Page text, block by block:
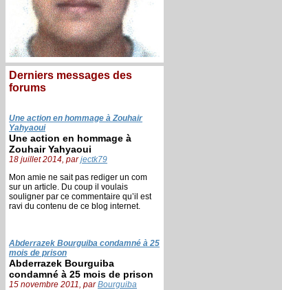
Derniers messages des
forums
Une action en hommage à Zouhair
Yahyaoui
Une action en hommage à
Zouhair Yahyaoui
18 juillet 2014, parjectk79
Mon amie ne sait pas rediger un com
sur un article. Du coup il voulais
souligner par ce commentaire qu’il est
ravi du contenu de ce blog internet.
Abderrazek Bourguiba condamné à 25
mois de prison
Abderrazek Bourguiba
condamné à 25 mois de prison
15 novembre 2011, parBourguiba